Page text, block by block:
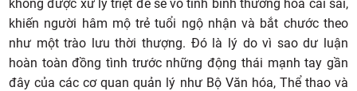
không được xử lý triệt để sẽ vô tình bình thường hóa cái sai,
khiến người hâm mộ trẻ tuổi ngộ nhận và bắt chước theo
như một trào lưu thời thượng. Đó là lý do vì sao dư luận
hoàn toàn đồng tình trước những động thái mạnh tay gần
đây của các cơ quan quản lý như Bộ Văn hóa, Thể thao và